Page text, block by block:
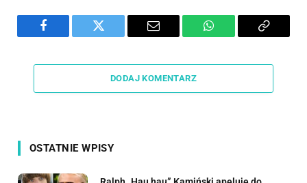
Facebook Twitter Email WhatsAppCopy
DODAJ KOMENTARZ
OSTATNIE WPISY